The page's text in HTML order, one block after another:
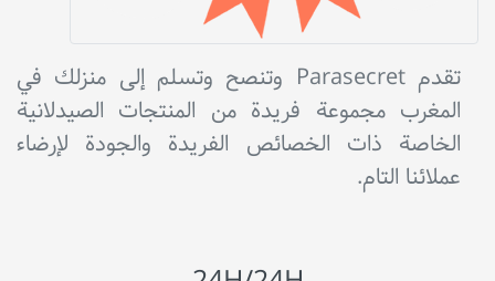
تقدم Parasecret وتنصح وتسلم إلى منزلك في
المغرب مجموعة فريدة من المنتجات الصيدلانية
الخاصة ذات الخصائص الفريدة والجودة لإرضاء
عملائنا التام.